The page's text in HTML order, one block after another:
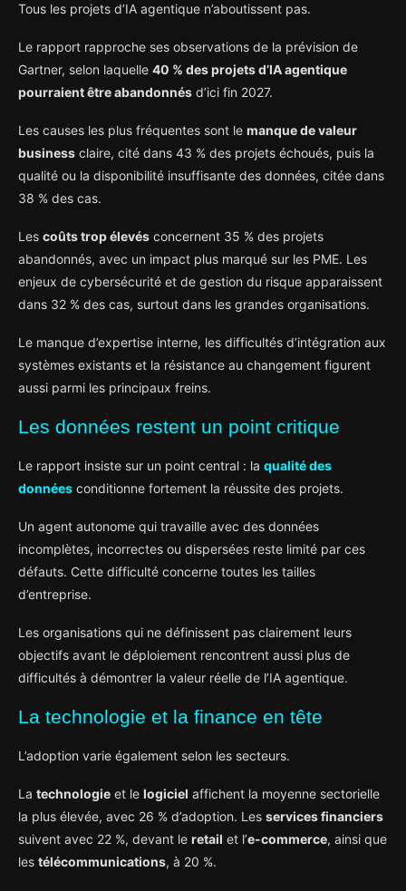
Tous les projets d’IA agentique n’aboutissent pas.
Le rapport rapproche ses observations de la prévision de
Gartner, selon laquelle 40 % des projets d’IA agentique
pourraient être abandonnés d’ici fin 2027.
Les causes les plus fréquentes sont le manque de valeur
business claire, cité dans 43 % des projets échoués, puis la
qualité ou la disponibilité insuffisante des données, citée dans
38 % des cas.
Les coûts trop élevés concernent 35 % des projets
abandonnés, avec un impact plus marqué sur les PME. Les
enjeux de cybersécurité et de gestion du risque apparaissent
dans 32 % des cas, surtout dans les grandes organisations.
Le manque d’expertise interne, les difficultés d’intégration aux
systèmes existants et la résistance au changement figurent
aussi parmi les principaux freins.
Les données restent un point critique
Le rapport insiste sur un point central : la qualité des
données conditionne fortement la réussite des projets.
Un agent autonome qui travaille avec des données
incomplètes, incorrectes ou dispersées reste limité par ces
défauts. Cette difficulté concerne toutes les tailles
d’entreprise.
Les organisations qui ne définissent pas clairement leurs
objectifs avant le déploiement rencontrent aussi plus de
difficultés à démontrer la valeur réelle de l’IA agentique.
La technologie et la finance en tête
L’adoption varie également selon les secteurs.
La technologie et le logiciel affichent la moyenne sectorielle
la plus élevée, avec 26 % d’adoption. Les services financiers
suivent avec 22 %, devant le retail et l’e-commerce, ainsi que
les télécommunications, à 20 %.